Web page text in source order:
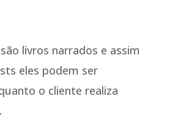
livros narrados e assim
eles podem ser
o cliente realiza